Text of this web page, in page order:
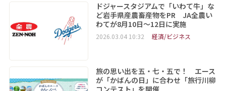
ドジャースタジアムで「いわて牛」な
ど岩手県産農畜産物をPR JA全農い
わてが8月10日～12日に実施
2026.03.04 10:32 経済/ビジネス
旅の思い出を五・七・五で！ エース
が「かばんの日」に合わせ「旅行川柳